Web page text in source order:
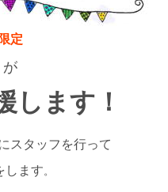
定
が
します！
スタッフを行って
します。